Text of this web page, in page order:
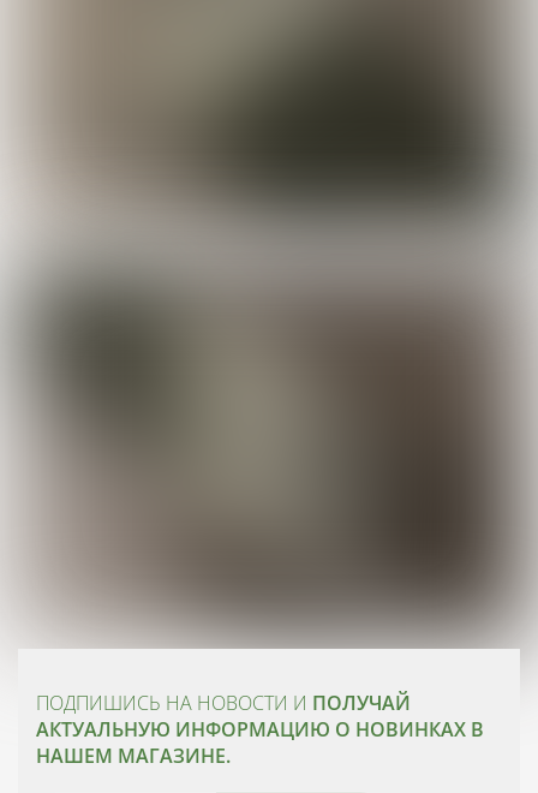
ПОДПИШИСЬ НА НОВОСТИ И ПОЛУЧАЙ
АКТУАЛЬНУЮ ИНФОРМАЦИЮ О НОВИНКАХ В
НАШЕМ МАГАЗИНЕ.